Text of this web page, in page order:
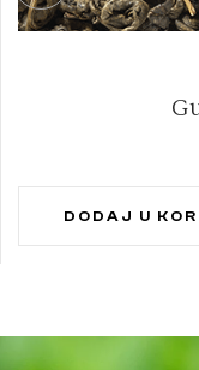
DODAJ U